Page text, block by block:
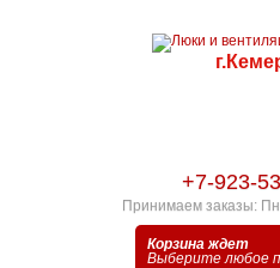
+7-923-
Принимаем заказы:
Корзина ждет
Выберите любое